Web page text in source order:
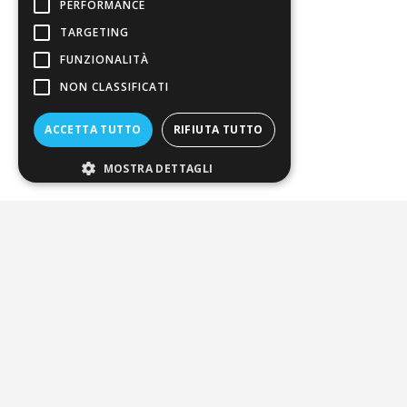
4,7/5
Eccellente
3.821
Recensioni
PERFORMANCE
TARGETING
FUNZIONALITÀ
NON CLASSIFICATI
ACCETTA TUTTO RIFIUTA TUTTO
MOSTRA DETTAGLI